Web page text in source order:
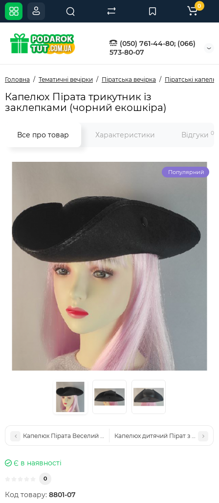
(050) 761-44-80; (066)
573-80-07
0
Головна Тематичні вечірки Піратська вечірка Піратські
Капелюх Пірата трикутник із
заклепками (чорний екошкіра)
Все про товар Характеристики Відгуки 0
Популярний
Капелюх Пірата Веселий Роджер трикутник фетр
Капелюх дитячий Пірат з
Є в наявності
0
Код товару: 8801-07